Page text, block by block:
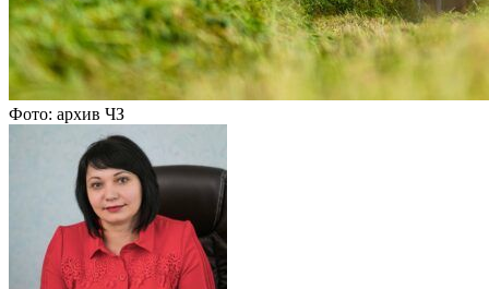
Фото: архив ЧЗ